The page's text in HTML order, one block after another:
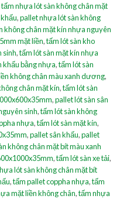
tấm nhựa lót sàn không chân mặt
,pallet nhựa lót sàn không
không chân mặt kín nhựa nguyên
mặt liền,tấm lót sàn kho
sinh,tấm lót sàn mặt kín nhựa
khấu bằng nhựa,tấm lót sàn
không chân màu xanh dương,
chân mặt kín,tấm lót sàn
,pallet lót sàn sân
sinh,tấm lót sàn không
nhựa,tấm lót sàn mặt kín,
,pallet sân khấu,pallet
không chân mặt bít màu xanh
,tấm lót sàn xe tải,
lót sàn không chân mặt bít
,tấm pallet coppha nhựa,tấm
mặt liền không chân,tấm nhựa